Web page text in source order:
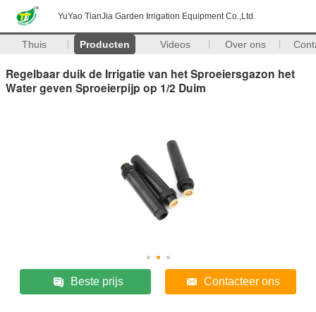
YuYao TianJia Garden Irrigation Equipment Co.,Ltd.
Thuis Producten Videos Over ons
Regelbaar duik de Irrigatie van het Sproeiersgazon het
Water geven Sproeierpijp op 1/2 Duim
Beste prijs Contacteer ons